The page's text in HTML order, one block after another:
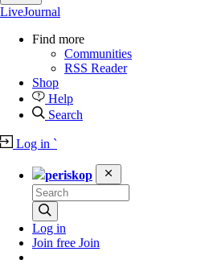
LiveJournal
Find more
Communities
RSS Reader
Shop
Help
Search
Log in `
periskop
Log in
Join free Join